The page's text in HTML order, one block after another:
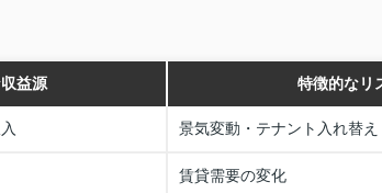
益源 特徴的なリ
景気変動・テナント入れ替え
賃貸需要の変化